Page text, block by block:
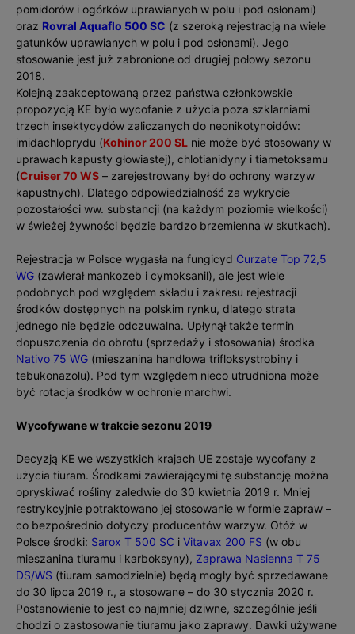
pomidorów i ogórków uprawianych w polu i pod osłonami)
oraz Rovral Aquaflo 500 SC (z szeroką rejestracją na wiele
gatunków uprawianych w polu i pod osłonami). Jego
stosowanie jest już zabronione od drugiej połowy sezonu
2018.
Kolejną zaakceptowaną przez państwa członkowskie
propozycją KE było wycofanie z użycia poza szklarniami
trzech insektycydów zaliczanych do neonikotynoidów:
imidachloprydu (Kohinor 200 SL nie może być stosowany w
uprawach kapusty głowiastej), chlotianidyny i tiametoksamu
(Cruiser 70 WS – zarejestrowany był do ochrony warzyw
kapustnych). Dlatego odpowiedzialność za wykrycie
pozostałości ww. substancji (na każdym poziomie wielkości)
w świeżej żywności będzie bardzo brzemienna w skutkach).
Rejestracja w Polsce wygasła na fungicyd Curzate Top 72,5
WG (zawierał mankozeb i cymoksanil), ale jest wiele
podobnych pod względem składu i zakresu rejestracji
środków dostępnych na polskim rynku, dlatego strata
jednego nie będzie odczuwalna. Upłynął także termin
dopuszczenia do obrotu (sprzedaży i stosowania) środka
Nativo 75 WG (mieszanina handlowa trifloksystrobiny i
tebukonazolu). Pod tym względem nieco utrudniona może
być rotacja środków w ochronie marchwi.
Wycofywane w trakcie sezonu 2019
Decyzją KE we wszystkich krajach UE zostaje wycofany z
użycia tiuram. Środkami zawierającymi tę substancję można
opryskiwać rośliny zaledwie do 30 kwietnia 2019 r. Mniej
restrykcyjnie potraktowano jej stosowanie w formie zapraw –
co bezpośrednio dotyczy producentów warzyw. Otóż w
Polsce środki: Sarox T 500 SC i Vitavax 200 FS (w obu
mieszanina tiuramu i karboksyny), Zaprawa Nasienna T 75
DS/WS (tiuram samodzielnie) będą mogły być sprzedawane
do 30 lipca 2019 r., a stosowane – do 30 stycznia 2020 r.
Postanowienie to jest co najmniej dziwne, szczególnie jeśli
chodzi o zastosowanie tiuramu jako zaprawy. Dawki używane